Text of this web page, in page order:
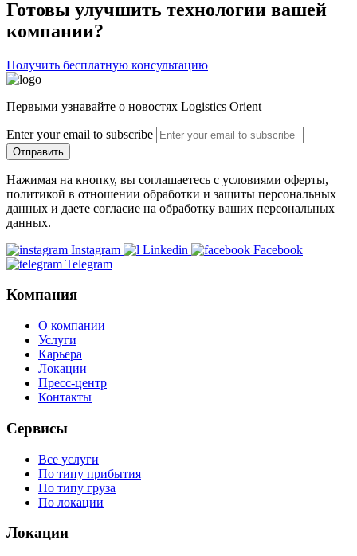
Готовы улучшить технологии вашей
компании?
Получить бесплатную консультацию
Первыми узнавайте о новостях Logistics Orient
Enter your email to subscribe
Отправить
Нажимая на кнопку, вы соглашаетесь с условиями оферты,
политикой в отношении обработки и защиты персональных
данных и даете согласие на обработку ваших персональных
данных.
Instagram
Linkedin
Facebook
Telegram
Компания
О компании
Услуги
Карьера
Локации
Пресс-центр
Контакты
Сервисы
Все услуги
По типу прибытия
По типу груза
По локации
Локации